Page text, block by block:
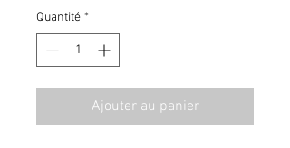
Quantité *
Ajouter au panier